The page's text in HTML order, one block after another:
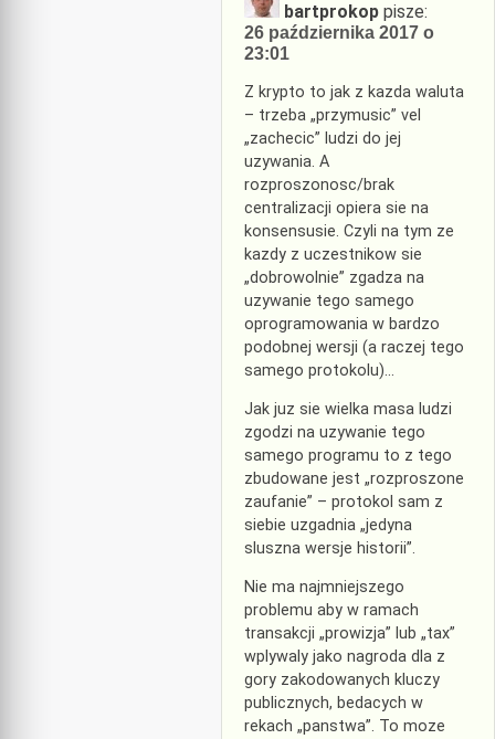
bartprokop pisze:
26 października 2017 o
23:01
Z krypto to jak z kazda waluta
– trzeba „przymusic” vel
„zachecic” ludzi do jej
uzywania. A
rozproszonosc/brak
centralizacji opiera sie na
konsensusie. Czyli na tym ze
kazdy z uczestnikow sie
„dobrowolnie” zgadza na
uzywanie tego samego
oprogramowania w bardzo
podobnej wersji (a raczej tego
samego protokolu)…
Jak juz sie wielka masa ludzi
zgodzi na uzywanie tego
samego programu to z tego
zbudowane jest „rozproszone
zaufanie” – protokol sam z
siebie uzgadnia „jedyna
sluszna wersje historii”.
Nie ma najmniejszego
problemu aby w ramach
transakcji „prowizja” lub „tax”
wplywaly jako nagroda dla z
gory zakodowanych kluczy
publicznych, bedacych w
rekach „panstwa”. To moze